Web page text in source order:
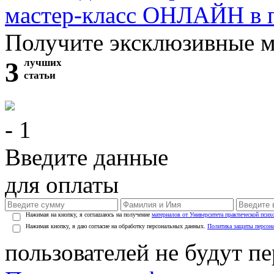
мастер-класс ОНЛАЙН в
Получите эксклюзивные
3 лучших
статьи
- 1
Введите данные
для оплаты
Нажимая на кнопку, я соглашаюсь на получение материалов от Университета практической
Нажимая кнопку, я даю согласие на обработку персональных данных. Политика защиты
пользователей не будут